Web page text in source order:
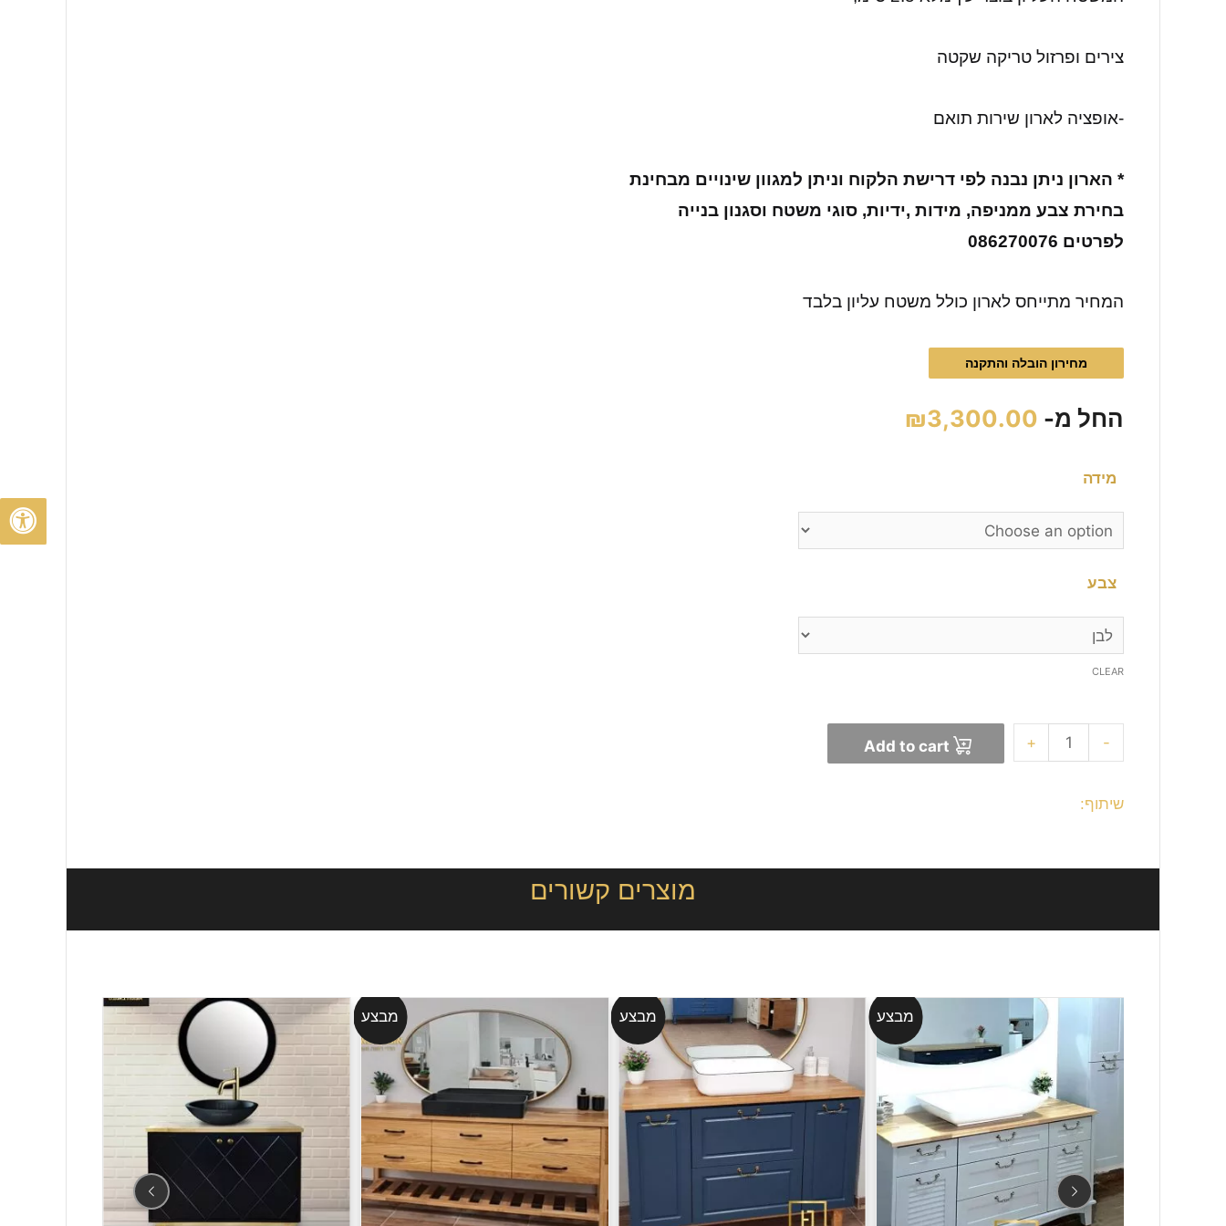
צירים ופרזול טריקה שקטה
-אופציה לארון שירות תואם
* הארון ניתן נבנה לפי דרישת הלקוח וניתן למגוון שינויים מבחינת
בחירת צבע ממניפה, מידות ,ידיות, סוגי משטח וסגנון בנייה
לפרטים 086270076
המחיר מתייחס לארון כולל משטח עליון בלבד
מחירון הובלה והתקנה
החל מ- ₪3,300.00
מידה
צבע
CLEAR
-
+
Add to cart
שיתוף:
מוצרים קשורים
מבצע מבצע מבצע מבצע